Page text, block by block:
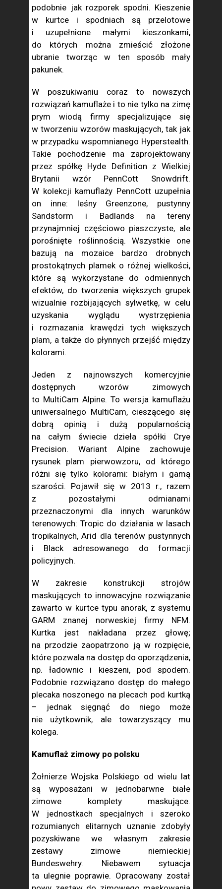
podobnie jak rozporek spodni. Kieszenie
w kurtce i spodniach są przelotowe
i uzupełnione małymi kieszonkami,
do których można zmieścić złożone
ubranie tworząc w ten sposób mały
pakunek.
W poszukiwaniu coraz to nowszych
rozwiązań kamuflaże i to nie tylko na zimę
prym wiodą firmy specjalizujące się
w tworzeniu wzorów maskujących, tak jak
w przypadku wspomnianego Hyperstealth.
Takie pochodzenie ma zaprojektowany
przez spółkę Hyde Definition z Wielkiej
Brytanii wzór PennCott Snowdrift.
W kolekcji kamuflaży PennCott uzupełnia
on inne: leśny Greenzone, pustynny
Sandstorm i Badlands na tereny
przynajmniej częściowo piaszczyste, ale
porośnięte roślinnością. Wszystkie one
bazują na mozaice bardzo drobnych
prostokątnych plamek o różnej wielkości,
które są wykorzystane do odmiennych
efektów, do tworzenia większych grupek
wizualnie rozbijających sylwetkę, w celu
uzyskania wyglądu wystrzępienia
i rozmazania krawędzi tych większych
plam, a także do płynnych przejść między
kolorami.
Jeden z najnowszych komercyjnie
dostępnych wzorów zimowych
to MultiCam Alpine. To wersja kamuflażu
uniwersalnego MultiCam, cieszącego się
dobrą opinią i dużą popularnością
na całym świecie dzieła spółki Crye
Precision. Wariant Alpine zachowuje
rysunek plam pierwowzoru, od którego
różni się tylko kolorami: białym i gamą
szarości. Pojawił się w 2013 r., razem
z pozostałymi odmianami
przeznaczonymi dla innych warunków
terenowych: Tropic do działania w lasach
tropikalnych, Arid dla terenów pustynnych
i Black adresowanego do formacji
policyjnych.
W zakresie konstrukcji strojów
maskujących to innowacyjne rozwiązanie
zawarto w kurtce typu anorak, z systemu
GARM znanej norweskiej firmy NFM.
Kurtka jest nakładana przez głowę;
na przodzie zaopatrzono ją w rozpięcie,
które pozwala na dostęp do oporządzenia,
np. ładownic i kieszeni, pod spodem.
Podobnie rozwiązano dostęp do małego
plecaka noszonego na plecach pod kurtką
– jednak sięgnąć do niego może
nie użytkownik, ale towarzyszący mu
kolega.
Kamuflaż zimowy po polsku
Żołnierze Wojska Polskiego od wielu lat
są wyposażani w jednobarwne białe
zimowe komplety maskujące.
W jednostkach specjalnych i szeroko
rozumianych elitarnych uznanie zdobyły
pozyskiwane we własnym zakresie
zestawy zimowe niemieckiej
Bundeswehry. Niebawem sytuacja
ta ulegnie poprawie. Opracowany został